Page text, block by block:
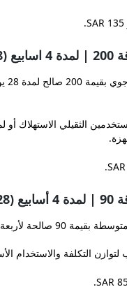
يوم)
الثقيلي الاستهلاك أو
يوم)
صالحة لأربعة أسابيع.
لتوازن التكلفة والاستخدام